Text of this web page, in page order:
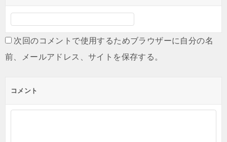
次回のコメントで使用するためブラウザーに自分の名
前、メールアドレス、サイトを保存する。
コメント